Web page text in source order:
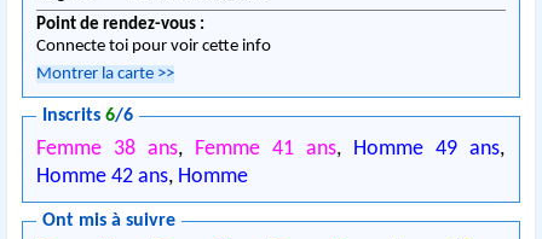
Point de rendez-vous :
Connecte toi pour voir cette info
Montrer la carte >>
Inscrits6/6
Femme 38 ans, Femme 41 ans, Homme 49 ans,
Homme 42 ans, Homme
Ont mis à suivre